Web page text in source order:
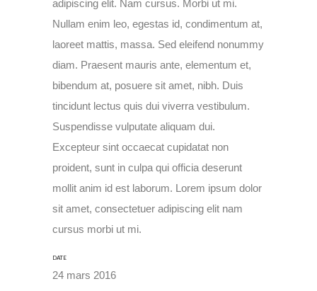
adipiscing elit. Nam cursus. Morbi ut mi.
Nullam enim leo, egestas id, condimentum at,
laoreet mattis, massa. Sed eleifend nonummy
diam. Praesent mauris ante, elementum et,
bibendum at, posuere sit amet, nibh. Duis
tincidunt lectus quis dui viverra vestibulum.
Suspendisse vulputate aliquam dui.
Excepteur sint occaecat cupidatat non
proident, sunt in culpa qui officia deserunt
mollit anim id est laborum. Lorem ipsum dolor
sit amet, consectetuer adipiscing elit nam
cursus morbi ut mi.
DATE
24 mars 2016